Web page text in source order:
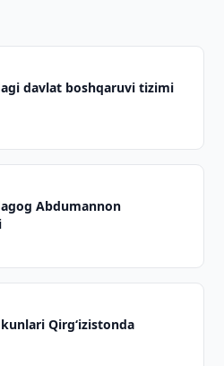
davlat boshqaruvi tizimi
Abdumannon
Qirg‘izistonda